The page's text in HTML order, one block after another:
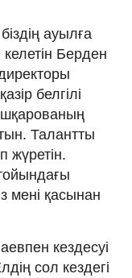
ауылға
Берден
белгілі
Талантты
жүретін.
мені қасынан
кездесуі
сол кездегі